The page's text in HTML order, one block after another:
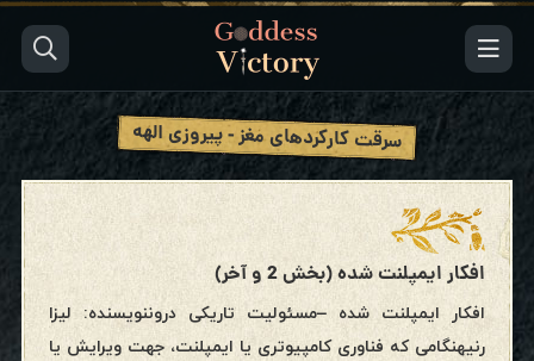
سرقت کارکردهای مغز - پیروزی الهه
افکار ایمپلنت شده (بخش 2 و آخر)
افکار ایمپلنت شده –مسئولیت تاریکی دروننویسنده: لیزا
رنیهنگامی که فناوری کامپیوتری یا ایمپلنت، جهت ویرایش یا